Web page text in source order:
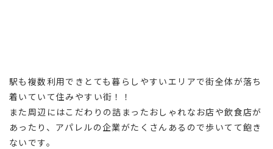
駅も複数利用できとても暮らしやすいエリアで街全体が落ち
着いていて住みやすい街！！
また周辺にはこだわりの詰まったおしゃれなお店や飲食店が
あったり、アパレルの企業がたくさんあるので歩いてて飽き
ないです。